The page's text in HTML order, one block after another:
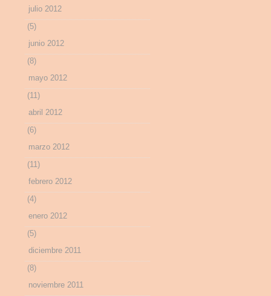
julio 2012
(5)
junio 2012
(8)
mayo 2012
(11)
abril 2012
(6)
marzo 2012
(11)
febrero 2012
(4)
enero 2012
(5)
diciembre 2011
(8)
noviembre 2011